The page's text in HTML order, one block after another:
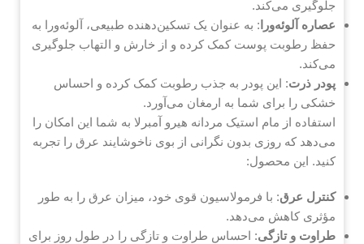
جلوگیری می‌کند.
عصاره آلوئه‌ورا : به عنوان یک تسکین‌دهنده طبیعی، آلوئه‌ورا به
حفظ رطوبت پوست کمک کرده و از خارش و التهاب جلوگیری
می‌کند.
پودر ذرت: این پودر به جذب رطوبت کمک کرده و احساس
خشکی را برای شما به ارمغان می‌آورد.
استفاده از مام استيک مردانه هیرو آمبرلا به شما این امکان را
می‌دهد که روزی بدون نگرانی از بوی ناخوشایند عرق را تجربه
کنید. این محصول:
کنترل عرق: با فرمولاسیون قوی خود، میزان عرق را به طور
مؤثری کاهش می‌دهد.
طراوت و تازگی: احساس طراوت و تازگی را در طول روز برای